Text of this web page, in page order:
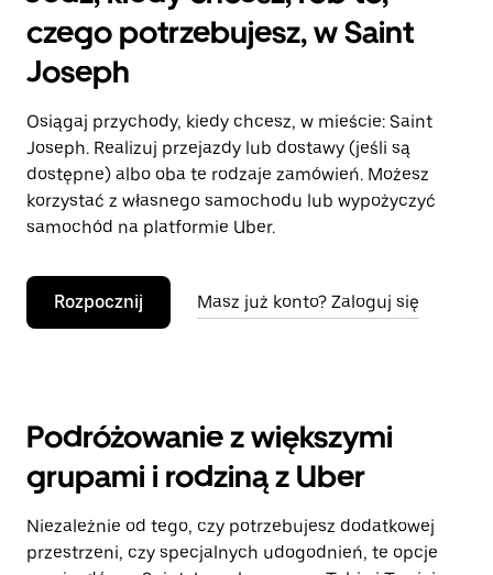
czego potrzebujesz, w Saint
Joseph
Osiągaj przychody, kiedy chcesz, w mieście: Saint
Joseph. Realizuj przejazdy lub dostawy (jeśli są
dostępne) albo oba te rodzaje zamówień. Możesz
korzystać z własnego samochodu lub wypożyczyć
samochód na platformie Uber.
Rozpocznij Masz już konto? Zaloguj się
Podróżowanie z większymi
grupami i rodziną z Uber
Niezależnie od tego, czy potrzebujesz dodatkowej
przestrzeni, czy specjalnych udogodnień, te opcje